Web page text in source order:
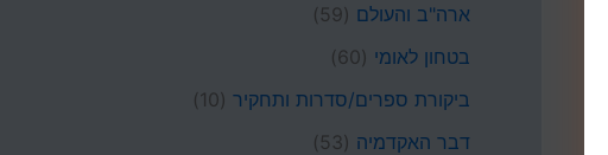
ארה"ב והעולם (59)
בטחון לאומי (60)
ביקורת ספרים/סדרות ותחקיר (10)
דבר האקדמיה (53)